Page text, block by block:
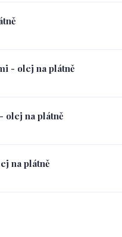
- olej na plátně
olej na plátně
na plátně